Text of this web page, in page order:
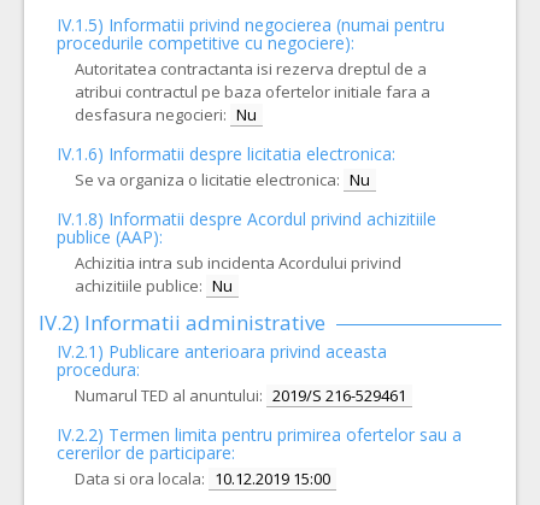
IV.1.5) Informatii privind negocierea (numai pentru
procedurile competitive cu negociere):
Autoritatea contractanta isi rezerva dreptul de a
atribui contractul pe baza ofertelor initiale fara a
desfasura negocieri: Nu
IV.1.6) Informatii despre licitatia electronica:
Se va organiza o licitatie electronica: Nu
IV.1.8) Informatii despre Acordul privind achizitiile
publice (AAP):
Achizitia intra sub incidenta Acordului privind
achizitiile publice: Nu
IV.2) Informatii administrative
IV.2.1) Publicare anterioara privind aceasta
procedura:
Numarul TED al anuntului: 2019/S 216-529461
IV.2.2) Termen limita pentru primirea ofertelor sau a
cererilor de participare:
Data si ora locala: 10.12.2019 15:00